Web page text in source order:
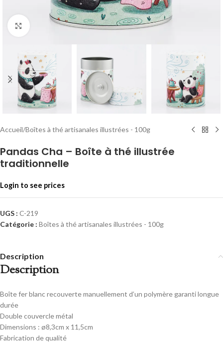
Click to enlarge
Accueil/Boîtes à thé artisanales illustrées - 100g
Pandas Cha – Boîte à thé illustrée
traditionnelle
Login to see prices
UGS : C-219
Catégorie : Boîtes à thé artisanales illustrées - 100g
Description
Description
Boîte fer blanc recouverte manuellement d’un polymère garanti longue
durée
Double couvercle métal
Dimensions : ø8,3cm x 11,5cm
Fabrication de qualité